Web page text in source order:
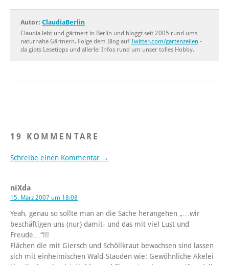
Autor: ClaudiaBerlin
Claudia lebt und gärtnert in Berlin und bloggt seit 2005 rund ums
naturnahe Gärtnern. Folge dem Blog aufTwitter.com/gartenzeilen -
da gibts Lesetipps und allerlei Infos rund um unser tolles Hobby.
19 KOMMENTARE
Schreibe einen Kommentar →
niXda
15. März 2007 um 18:08
Yeah, genau so sollte man an die Sache herangehen „…wir
beschäftigen uns (nur) damit- und das mit viel Lust und
Freude…“!!!
Flächen die mit Giersch und Schöllkraut bewachsen sind lassen
sich mit einheimischen Wald-Stauden wie: Gewöhnliche Akelei